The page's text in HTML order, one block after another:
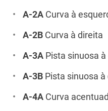
A-2A Curva à
A-2B Curva à direita
A-3A Pista sinuosa
A-3B Pista sinuosa
A-4A Curva